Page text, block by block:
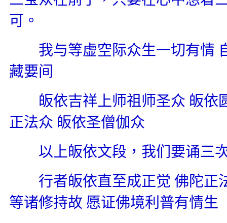
可。
我与等虚空际众生一切有情
藏要间
皈依吉祥上师祖师圣众 皈依
正法众 皈依圣僧伽众
以上皈依文段，我们要诵三
行者皈依直至成正觉 佛陀正
等诸修持故 愿证佛境利普有情生